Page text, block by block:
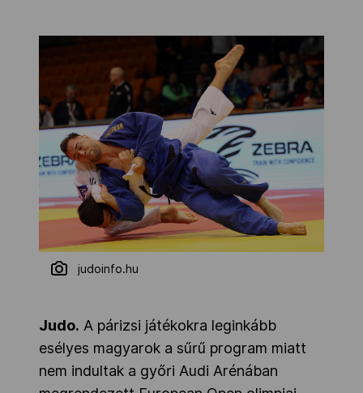
judoinfo.hu
Judo. A párizsi játékokra leginkább
esélyes magyarok a sűrű program miatt
nem indultak a győri Audi Arénában